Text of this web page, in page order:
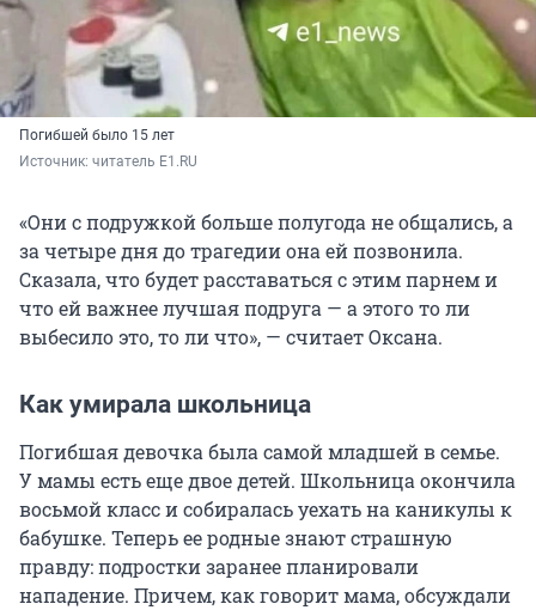
Погибшей было 15 лет
Источник: читатель E1.RU
«Они с подружкой больше полугода не общались, а
за четыре дня до трагедии она ей позвонила.
Сказала, что будет расставаться с этим парнем и
что ей важнее лучшая подруга — а этого то ли
выбесило это, то ли что», — считает Оксана.
Как умирала школьница
Погибшая девочка была самой младшей в семье.
У мамы есть еще двое детей. Школьница окончила
восьмой класс и собиралась уехать на каникулы к
бабушке. Теперь ее родные знают страшную
правду: подростки заранее планировали
нападение. Причем, как говорит мама, обсуждали